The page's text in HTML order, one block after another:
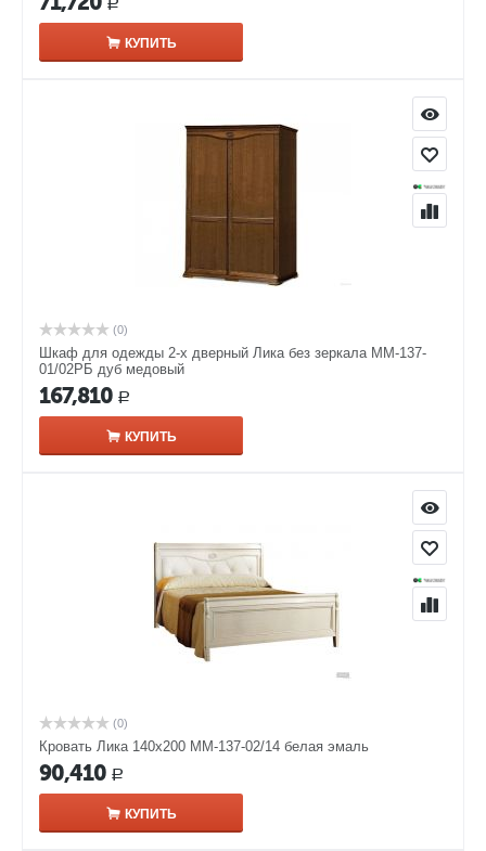
Р
КУПИТЬ
(0)
Шкаф для одежды 2-х дверный Лика без зеркала ММ-137-
01/02РБ дуб медовый
167,810 Р
КУПИТЬ
(0)
Кровать Лика 140х200 ММ-137-02/14 белая эмаль
90,410 Р
КУПИТЬ